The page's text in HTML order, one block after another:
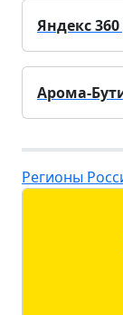
Яндекс
Арома-
Регионы